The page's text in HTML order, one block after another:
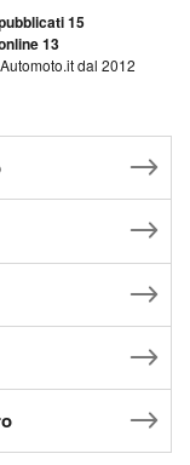
15
13
dal 2012